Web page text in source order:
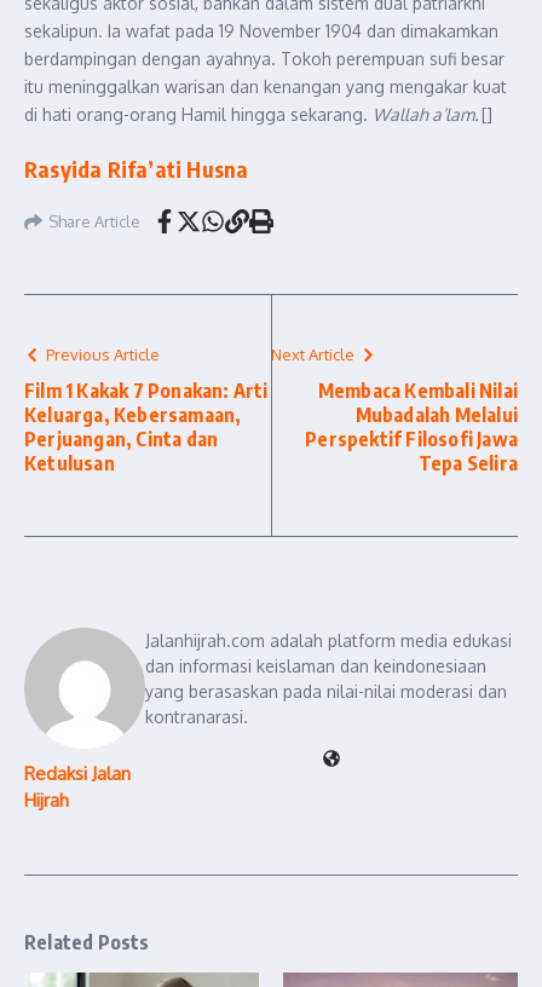
sekalipun. Ia wafat pada 19 November 1904 dan dimakamkan
berdampingan dengan ayahnya. Tokoh perempuan sufi besar
itu meninggalkan warisan dan kenangan yang mengakar kuat
di hati orang-orang Hamil hingga sekarang. Wallah a’lam.[]
Rasyida Rifa’ati Husna
Share Article
Previous Article
Film 1 Kakak 7 Ponakan: Arti
Keluarga, Kebersamaan,
Perjuangan, Cinta dan
Ketulusan
Next Article
Membaca Kembali Nilai
Mubadalah Melalui
Perspektif Filosofi Jawa
Tepa Selira
Redaksi Jalan
Hijrah
Jalanhijrah.com adalah platform media edukasi
dan informasi keislaman dan keindonesiaan
yang berasaskan pada nilai-nilai moderasi dan
kontranarasi.
Related Posts